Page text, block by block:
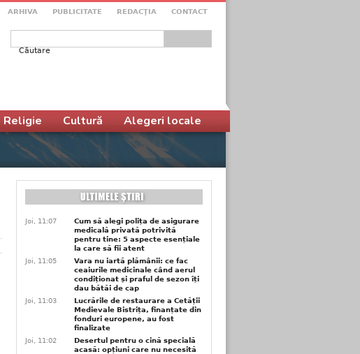
ARHIVA PUBLICITATE REDACŢIA CONTACT
Formular de căutare
Religie Cultură Alegeri locale
Joi, 11:07
Cum să alegi polița de asigurare
medicală privată potrivită
pentru tine: 5 aspecte esențiale
la care să fii atent
Joi, 11:05
Vara nu iartă plămânii: ce fac
ceaiurile medicinale când aerul
condiționat și praful de sezon îți
dau bătăi de cap
Joi, 11:03
Lucrările de restaurare a Cetății
Medievale Bistrița, finanțate din
fonduri europene, au fost
finalizate
Joi, 11:02
Desertul pentru o cină specială
acasă: opțiuni care nu necesită